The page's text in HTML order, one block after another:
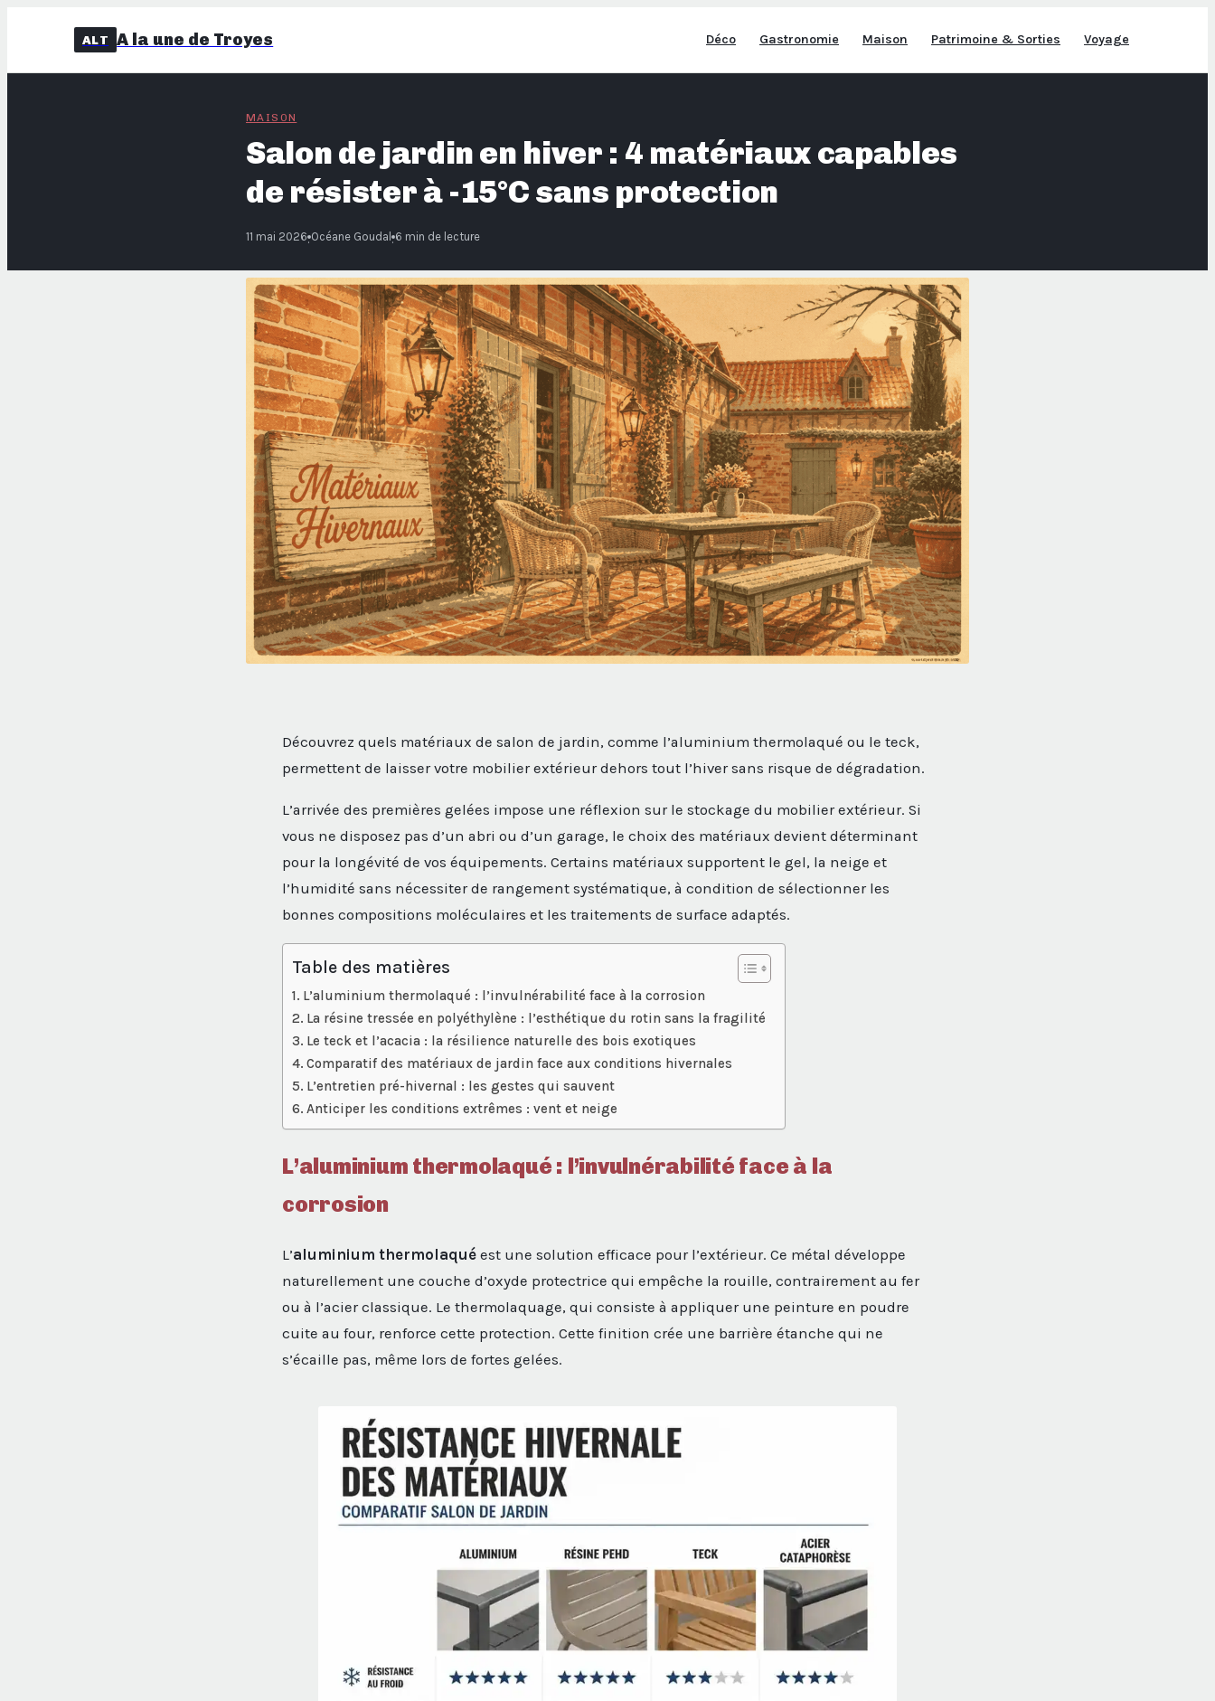
ALT A la une de Troyes Déco Gastronomie Maison Patrimoine & Sorties Voyage
MAISON
Salon de jardin en hiver : 4 matériaux capables
de résister à -15°C sans protection
11 mai 2026· Océane Goudal · 6 min de lecture
Découvrez quels matériaux de salon de jardin, comme l’aluminium thermolaqué ou le teck,
permettent de laisser votre mobilier extérieur dehors tout l’hiver sans risque de dégradation.
L’arrivée des premières gelées impose une réflexion sur le stockage du mobilier extérieur. Si
vous ne disposez pas d’un abri ou d’un garage, le choix des matériaux devient déterminant
pour la longévité de vos équipements. Certains matériaux supportent le gel, la neige et
l’humidité sans nécessiter de rangement systématique, à condition de sélectionner les
bonnes compositions moléculaires et les traitements de surface adaptés.
Table des matières
L’aluminium thermolaqué : l’invulnérabilité face à la corrosion
La résine tressée en polyéthylène : l’esthétique du rotin sans la fragilité
Le teck et l’acacia : la résilience naturelle des bois exotiques
Comparatif des matériaux de jardin face aux conditions hivernales
L’entretien pré-hivernal : les gestes qui sauvent
Anticiper les conditions extrêmes : vent et neige
L’aluminium thermolaqué : l’invulnérabilité face à la
corrosion
L’aluminium thermolaqué est une solution efficace pour l’extérieur. Ce métal développe
naturellement une couche d’oxyde protectrice qui empêche la rouille, contrairement au fer
ou à l’acier classique. Le thermolaquage, qui consiste à appliquer une peinture en poudre
cuite au four, renforce cette protection. Cette finition crée une barrière étanche qui ne
s’écaille pas, même lors de fortes gelées.